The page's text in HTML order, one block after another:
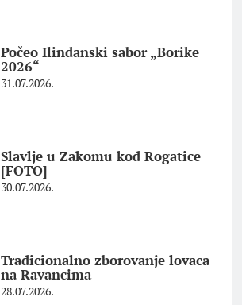
Počeo Ilindanski sabor „Borike
2026“
31.07.2026.
Slavlje u Zakomu kod Rogatice
[FOTO]
30.07.2026.
Tradicionalno zborovanje lovaca
na Ravancima
28.07.2026.